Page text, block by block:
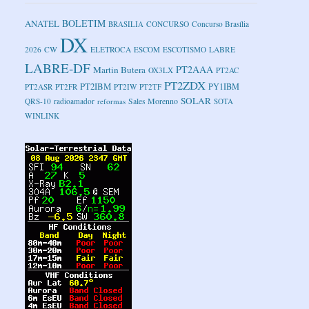
ANATEL BOLETIM BRASILIA CONCURSO Concurso Brasília
2026 CW DX ELETROCA ESCOM ESCOTISMO LABRE
LABRE-DF Martin Butera OX3LX PT2AAA PT2AC
PT2ASR PT2FR PT2IBM PT2IW PT2TF PT2ZDX PY1IBM
QRS-10 radioamador reformas Sales Morenno SOLAR SOTA
WINLINK